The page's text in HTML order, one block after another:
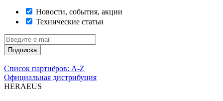
Новости, события, акции
Технические статьи
Подписка
Список партнёров: A-Z
Официальная дистрибуция
HERAEUS